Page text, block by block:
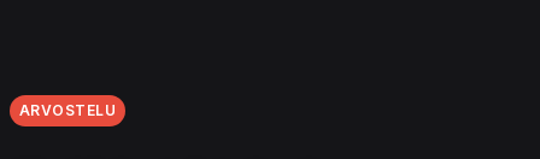
ARVOSTELU